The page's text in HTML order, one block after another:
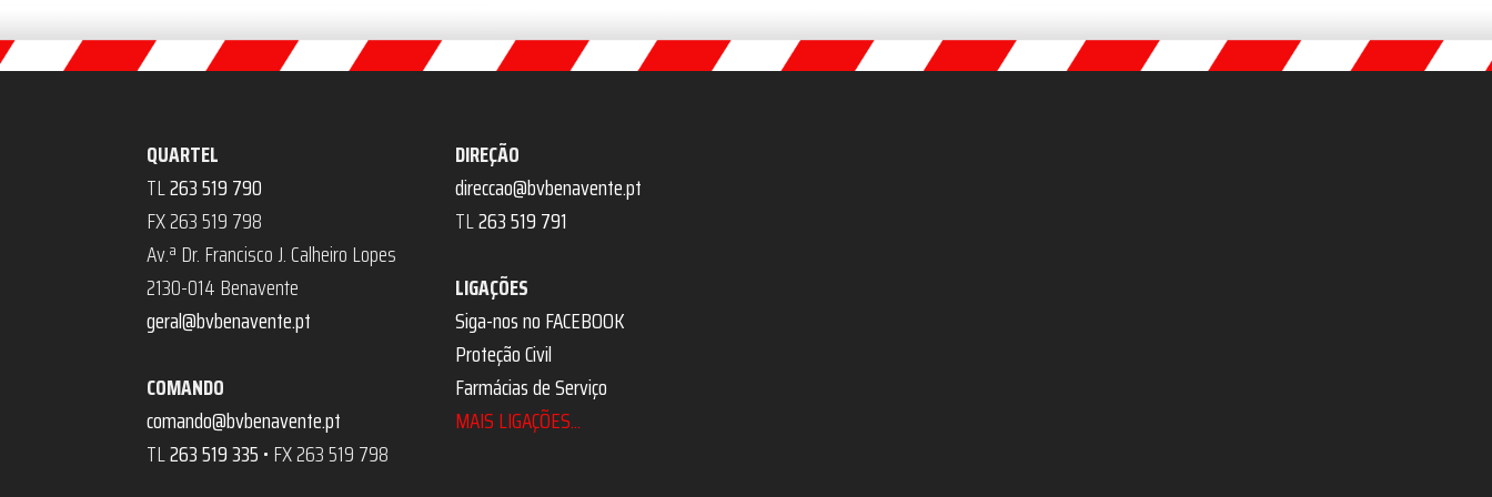
QUARTEL
TL263 519 790
FX 263 519 798
Av.ª Dr. Francisco J. Calheiro Lopes
2130-014 Benavente
geral@bvbenavente.pt
COMANDO
comando@bvbenavente.pt
TL263 519 335 • FX 263 519 798
DIREÇÃO
direccao@bvbenavente.pt
TL263 519 791
LIGAÇÕES
Siga-nos no FACEBOOK
Proteção Civil
Farmácias de Serviço
MAIS LIGAÇÕES...